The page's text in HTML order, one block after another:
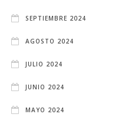
SEPTIEMBRE 2024
AGOSTO 2024
JULIO 2024
JUNIO 2024
MAYO 2024